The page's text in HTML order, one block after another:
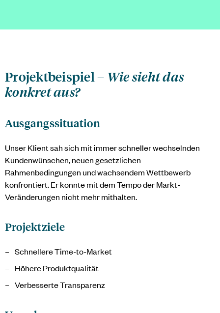
Projektbeispiel – Wie sieht das
konkret aus?
Ausgangssituation
Unser Klient sah sich mit immer schneller wechselnden
Kundenwünschen, neuen gesetzlichen
Rahmenbedingungen und wachsendem Wettbewerb
konfrontiert. Er konnte mit dem Tempo der Markt-
Veränderungen nicht mehr mithalten.
Projektziele
Schnellere Time-to-Market
Höhere Produktqualität
Verbesserte Transparenz